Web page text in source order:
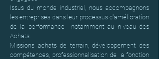
Issus du monde industriel, nous accompagnons
les entreprises dans leur processus d'amélioration
de la performance notamment au niveau des
Achats.
Missions achats de terrain, développement des
compétences, professionnalisation de la fonction